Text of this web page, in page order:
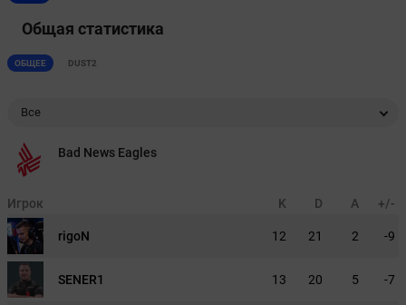
Общая статистика
ОБЩЕЕ DUST2
Все
Bad News Eagles
Игрок K D A +/-
rigoN 12 21 2 -9
SENER1 13 20 5 -7